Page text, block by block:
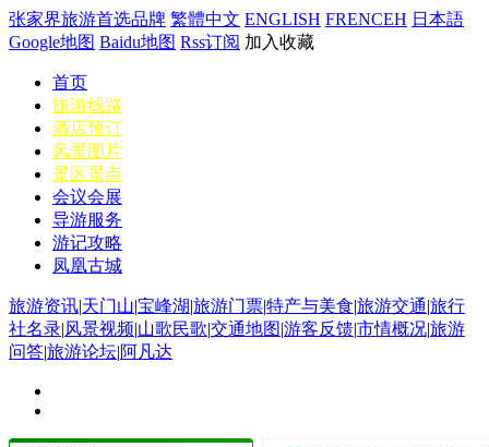
张家界旅游首选品牌 繁體中文 ENGLISH FRENCEH 日本語
Google地图 Baidu地图 Rss订阅 加入收藏
首页
旅游线路
酒店预订
风景图片
景区景点
会议会展
导游服务
游记攻略
凤凰古城
旅游资讯|天门山|宝峰湖|旅游门票|特产与美食|旅游交通|旅行
社名录|风景视频|山歌民歌|交通地图|游客反馈|市情概况|旅游
问答|旅游论坛|阿凡达